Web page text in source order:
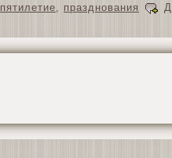
пятилетие, празднования